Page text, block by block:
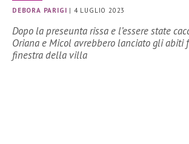
DEBORA PARIGI | 4 LUGLIO 2023
Dopo la preseunta rissa e l’essere state
Oriana e Micol avrebbero lanciato gli abiti
finestra della villa